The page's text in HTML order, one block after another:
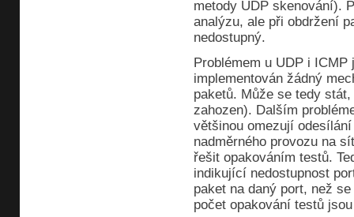
metody UDP skenování).
analýzu, ale při obdržení
nedostupný.
Problémem u UDP i
implementován žádný
paketů. Může se tedy
zahozen). Dalším
většinou omezují
nadměrného provozu na
řešit opakováním testů.
indikující nedostupnost
paket na daný port, než
počet opakování testů